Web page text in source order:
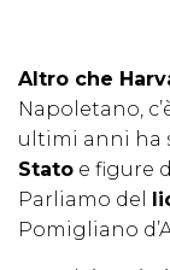
Altro che
Napoletano,
ultimi anni ha
Stato e figure
Parliamo del
Pomigliano